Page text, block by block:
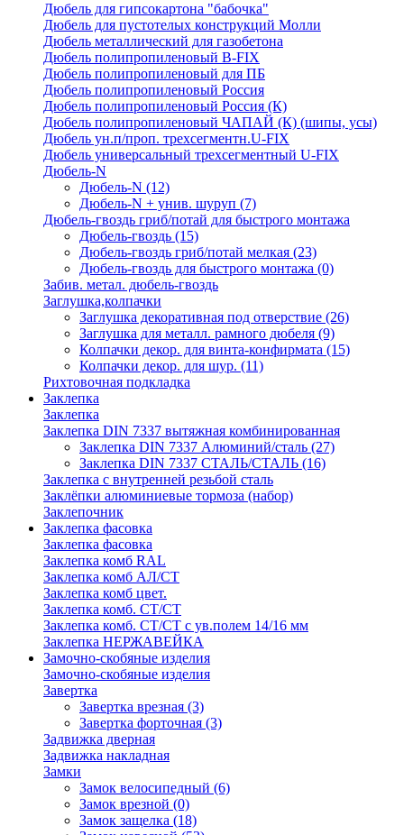
Дюбель для гипсокартона "бабочка"
Дюбель для пустотелых конструкций Молли
Дюбель металлический для газобетона
Дюбель полипропиленовый В-FIX
Дюбель полипропиленовый для ПБ
Дюбель полипропиленовый Россия
Дюбель полипропиленовый Россия (К)
Дюбель полипропиленовый ЧАПАЙ (К) (шипы, усы)
Дюбель ун.п/проп. трехсегментн.U-FIX
Дюбель универсальный трехсегментный U-FIX
Дюбель-N
Дюбель-N (12)
Дюбель-N + унив. шуруп (7)
Дюбель-гвоздь гриб/потай для быстрого монтажа
Дюбель-гвоздь (15)
Дюбель-гвоздь гриб/потай мелкая (23)
Дюбель-гвоздь для быстрого монтажа (0)
Забив. метал. дюбель-гвоздь
Заглушка,колпачки
Заглушка декоративная под отверствие (26)
Заглушка для металл. рамного дюбеля (9)
Колпачки декор. для винта-конфирмата (15)
Колпачки декор. для шур. (11)
Рихтовочная подкладка
Заклепка
Заклепка
Заклепка DIN 7337 вытяжная комбинированная
Заклепка DIN 7337 Алюминий/сталь (27)
Заклепка DIN 7337 СТАЛЬ/СТАЛЬ (16)
Заклепка с внутренней резьбой сталь
Заклёпки алюминиевые тормоза (набор)
Заклепочник
Заклепка фасовка
Заклепка фасовка
Заклепка комб RAL
Заклепка комб АЛ/СТ
Заклепка комб цвет.
Заклепка комб. СТ/СТ
Заклепка комб. СТ/СТ с ув.полем 14/16 мм
Заклепка НЕРЖАВЕЙКА
Замочно-скобяные изделия
Замочно-скобяные изделия
Завертка
Завертка врезная (3)
Завертка форточная (3)
Задвижка дверная
Задвижка накладная
Замки
Замок велосипедный (6)
Замок врезной (0)
Замок защелка (18)